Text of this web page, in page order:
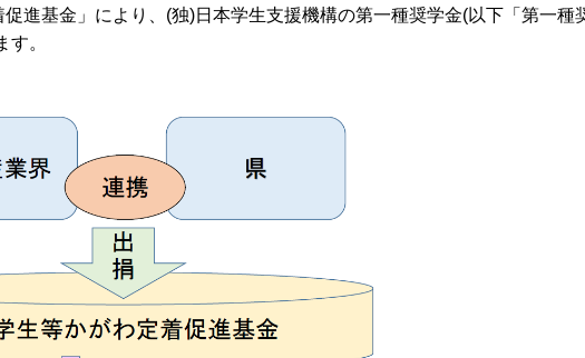
進基金」により、(独)日本学生支援機構の第一種奨学金(以下「第一種
。